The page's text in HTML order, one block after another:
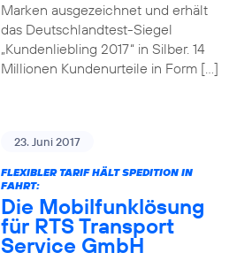
Marken ausgezeichnet und erhält
das Deutschlandtest-Siegel
„Kundenliebling 2017“ in Silber. 14
Millionen Kundenurteile in Form […]
23. Juni 2017
FLEXIBLER TARIF HÄLT SPEDITION IN
FAHRT:
Die Mobilfunklösung
für RTS Transport
Service GmbH